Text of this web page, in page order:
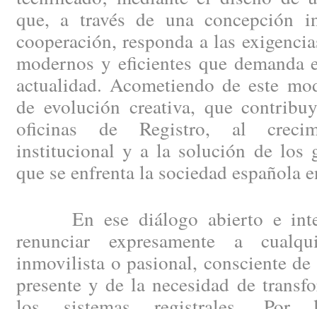
que, a través de una concepción
cooperación, responda a las
modernos y eficientes que
actualidad. Acometiendo de este
de evolución creativa, que
oficinas de Registro, al
institucional y a la solución de los
que se enfrenta la sociedad española
En ese diálogo abierto e
renunciar expresamente a
inmovilista o pasional, consciente
presente y de la necesidad de